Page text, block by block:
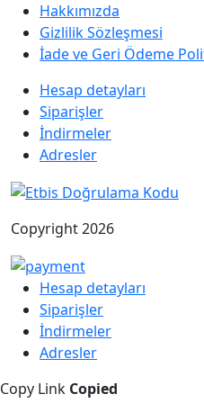
Hakkımızda
Gizlilik Sözleşmesi
İade ve Geri Ödeme
Hesap detayları
Siparişler
İndirmeler
Adresler
Copyright 2026
Hesap detayları
Siparişler
İndirmeler
Adresler
Copy Link Copied